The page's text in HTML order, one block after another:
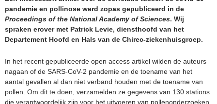
pandemie en pollinose werd zopas gepubliceerd in de
Proceedings of the National Academy of Sciences. Wij
spraken erover met Patrick Levie, diensthoofd van het
Departement Hoofd en Hals van de Chirec-ziekenhuisgroep.
In het recent gepubliceerde open access artikel wilden de auteurs
nagaan of de SARS-CoV-2 pandemie en de toename van het
aantal gevallen al dan niet verband houden met de toename van
pollen. Om dit te doen, verzamelden ze gegevens van 130 stations
die verantwoordelijk zijn voor het uitvoeren van pollenonderzoeken